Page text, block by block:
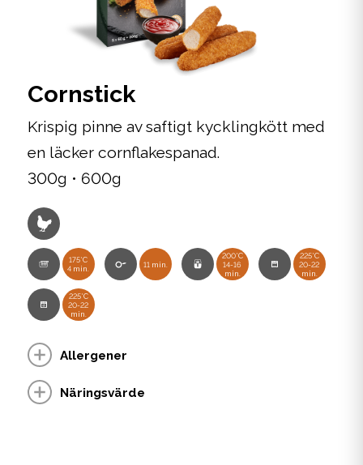
175°C
4 min.
11 min.
200°C
14-16
min.
225°C
20-22
min.
225°C
20-22
min.
Allergener
Näringsvärde
Cornstick
Krispig pinne av saftigt kycklingkött med
en läcker cornflakespanad.
300g • 600g